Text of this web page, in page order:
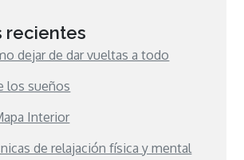
recientes
dejar de dar vueltas a todo
los sueños
Interior
de relajación física y mental